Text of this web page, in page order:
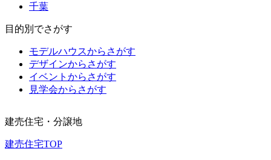
千葉
目的別でさがす
モデルハウスからさがす
デザインからさがす
イベントからさがす
見学会からさがす
建売住宅・分譲地
建売住宅TOP